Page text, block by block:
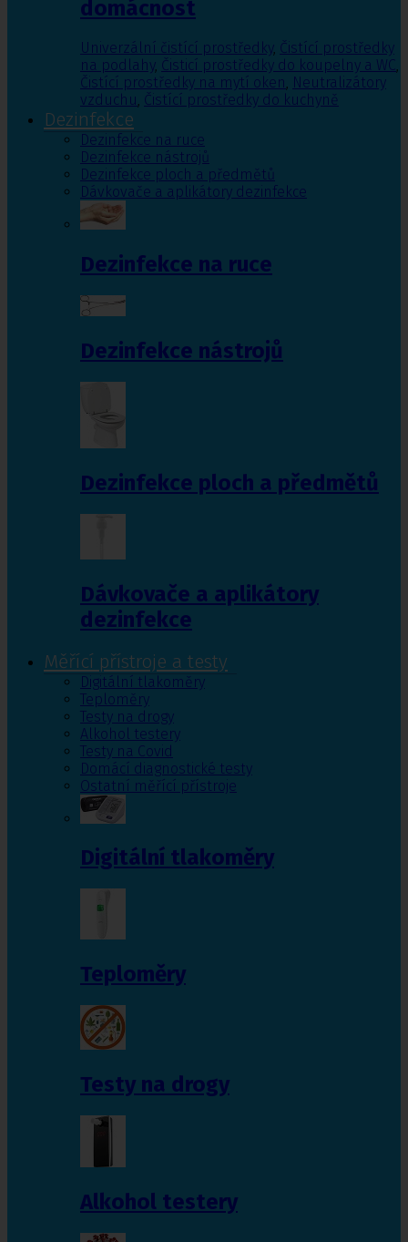
domácnost
Univerzální čistící prostředky, Čistící prostředky
na podlahy, Čisticí prostředky do koupelny a WC,
Čistící prostředky na mytí oken, Neutralizátory
vzduchu, Čistící prostředky do kuchyně
Dezinfekce
Dezinfekce na ruce
Dezinfekce nástrojů
Dezinfekce ploch a předmětů
Dávkovače a aplikátory dezinfekce
Dezinfekce na ruce
Dezinfekce nástrojů
Dezinfekce ploch a předmětů
Dávkovače a aplikátory
dezinfekce
Měřící přístroje a testy
Digitální tlakoměry
Teploměry
Testy na drogy
Alkohol testery
Testy na Covid
Domácí diagnostické testy
Ostatní měřící přístroje
Digitální tlakoměry
Teploměry
Testy na drogy
Alkohol testery